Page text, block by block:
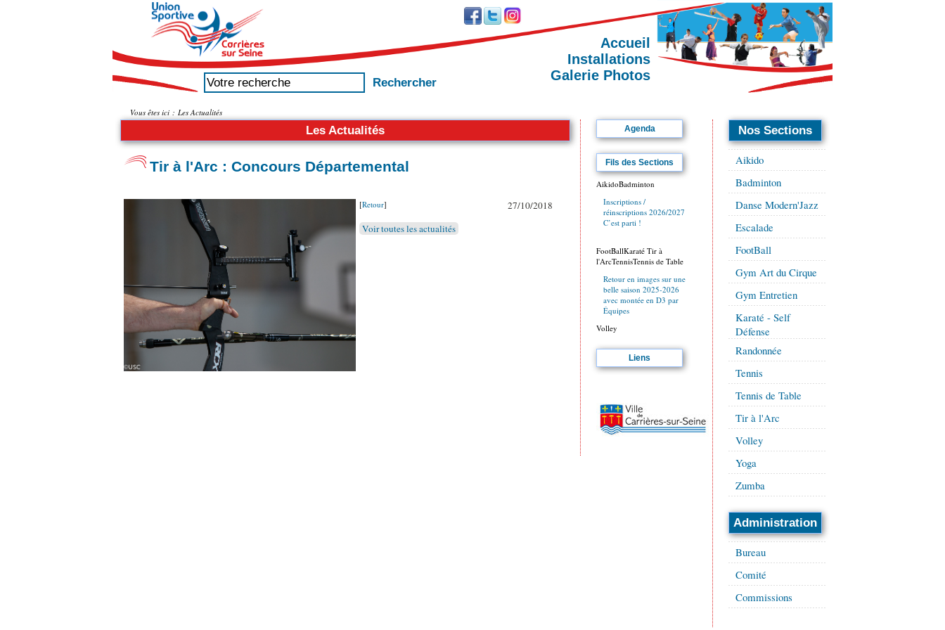
Accueil
Installations
Galerie Photos
Vous êtes ici : Les Actualités
Les Actualités
Tir à l'Arc : Concours Départemental
27/10/2018
[Retour]
Voir toutes les actualités
Agenda
Fils des Sections
AikidoBadminton
Inscriptions /
réinscriptions 2026/2027
C’est parti !
FootBallKaraté Tir à
l'ArcTennisTennis de Table
Retour en images sur une
belle saison 2025-2026
avec montée en D3 par
Équipes
Volley
Liens
Nos Sections
Aikido
Badminton
Danse Modern'Jazz
Escalade
FootBall
Gym Art du Cirque
Gym Entretien
Karaté - Self
Défense
Randonnée
Tennis
Tennis de Table
Tir à l'Arc
Volley
Yoga
Zumba
Administration
Bureau
Comité
Commissions